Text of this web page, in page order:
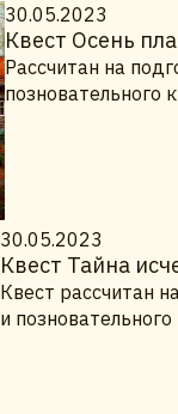
30.05.2023
Квест Осень
Рассчитан на
позновательного
30.05.2023
Квест Тайна
Квест рассчитан
и